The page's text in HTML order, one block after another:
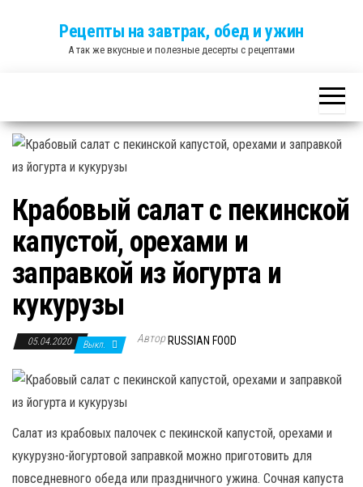
Рецепты на завтрак, обед и ужин
А так же вкусные и полезные десерты с рецептами
Крабовый салат с пекинской
капустой, орехами и
заправкой из йогурта и
кукурузы
05.04.2020 Выкл. Автор RUSSIAN FOOD
Салат из крабовых палочек с пекинской капустой, орехами и
кукурузно-йогуртовой заправкой можно приготовить для
повседневного обеда или праздничного ужина. Сочная капуста